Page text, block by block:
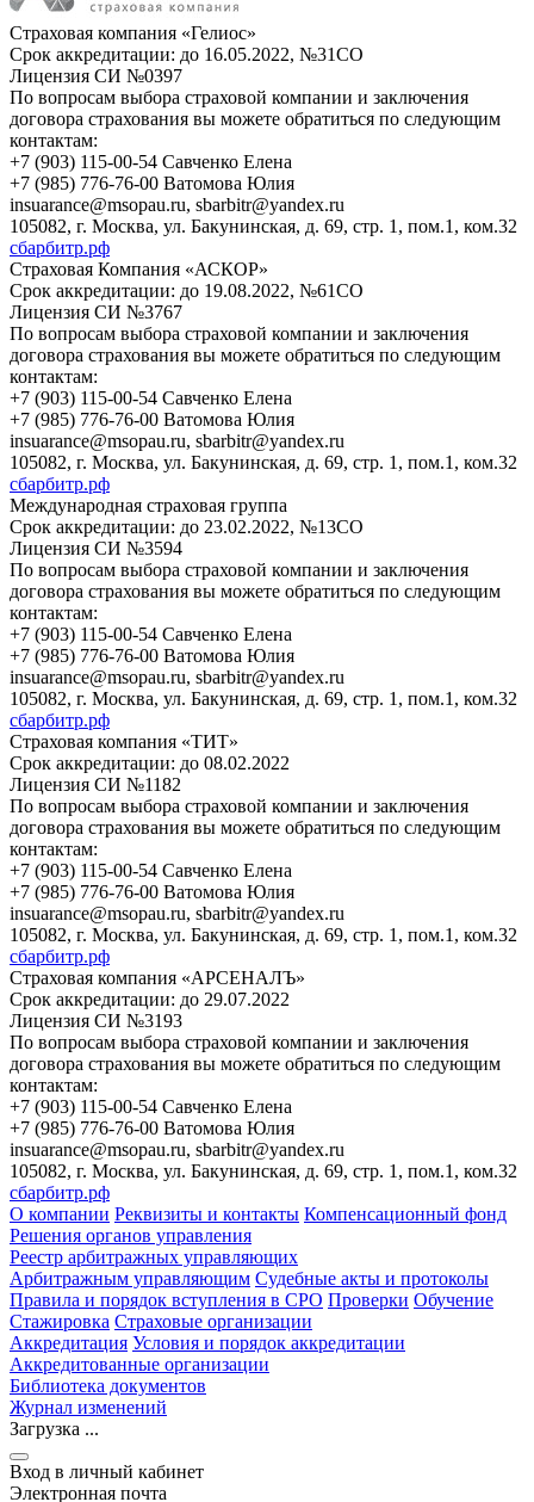
Страховая компания «Гелиос»
Срок аккредитации: до 16.05.2022, №31СО
Лицензия СИ №0397
По вопросам выбора страховой компании и заключения
договора страхования вы можете обратиться по следующим
контактам:
+7 (903) 115-00-54 Савченко Елена
+7 (985) 776-76-00 Ватомова Юлия
insuarance@msopau.ru, sbarbitr@yandex.ru
105082, г. Москва, ул. Бакунинская, д. 69, стр. 1, пом.1, ком.32
сбарбитр.рф
Страховая Компания «АСКОР»
Срок аккредитации: до 19.08.2022, №61СО
Лицензия СИ №3767
По вопросам выбора страховой компании и заключения
договора страхования вы можете обратиться по следующим
контактам:
+7 (903) 115-00-54 Савченко Елена
+7 (985) 776-76-00 Ватомова Юлия
insuarance@msopau.ru, sbarbitr@yandex.ru
105082, г. Москва, ул. Бакунинская, д. 69, стр. 1, пом.1, ком.32
сбарбитр.рф
Международная страховая группа
Срок аккредитации: до 23.02.2022, №13СО
Лицензия СИ №3594
По вопросам выбора страховой компании и заключения
договора страхования вы можете обратиться по следующим
контактам:
+7 (903) 115-00-54 Савченко Елена
+7 (985) 776-76-00 Ватомова Юлия
insuarance@msopau.ru, sbarbitr@yandex.ru
105082, г. Москва, ул. Бакунинская, д. 69, стр. 1, пом.1, ком.32
сбарбитр.рф
Страховая компания «ТИТ»
Срок аккредитации: до 08.02.2022
Лицензия СИ №1182
По вопросам выбора страховой компании и заключения
договора страхования вы можете обратиться по следующим
контактам:
+7 (903) 115-00-54 Савченко Елена
+7 (985) 776-76-00 Ватомова Юлия
insuarance@msopau.ru, sbarbitr@yandex.ru
105082, г. Москва, ул. Бакунинская, д. 69, стр. 1, пом.1, ком.32
сбарбитр.рф
Страховая компания «АРСЕНАЛЪ»
Срок аккредитации: до 29.07.2022
Лицензия СИ №3193
По вопросам выбора страховой компании и заключения
договора страхования вы можете обратиться по следующим
контактам:
+7 (903) 115-00-54 Савченко Елена
+7 (985) 776-76-00 Ватомова Юлия
insuarance@msopau.ru, sbarbitr@yandex.ru
105082, г. Москва, ул. Бакунинская, д. 69, стр. 1, пом.1, ком.32
сбарбитр.рф
О компании Реквизиты и контакты Компенсационный фонд
Решения органов управления
Реестр арбитражных управляющих
Арбитражным управляющим Судебные акты и протоколы
Правила и порядок вступления в СРО Проверки Обучение
Стажировка Страховые организации
Аккредитация Условия и порядок аккредитации
Аккредитованные организации
Библиотека документов
Журнал изменений
Загрузка ...
Вход в личный кабинет
Электронная почта